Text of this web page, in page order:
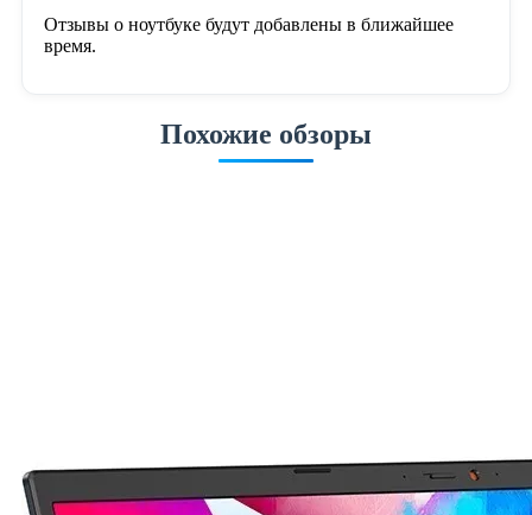
Отзывы о ноутбуке будут добавлены в ближайшее
время.
Похожие обзоры